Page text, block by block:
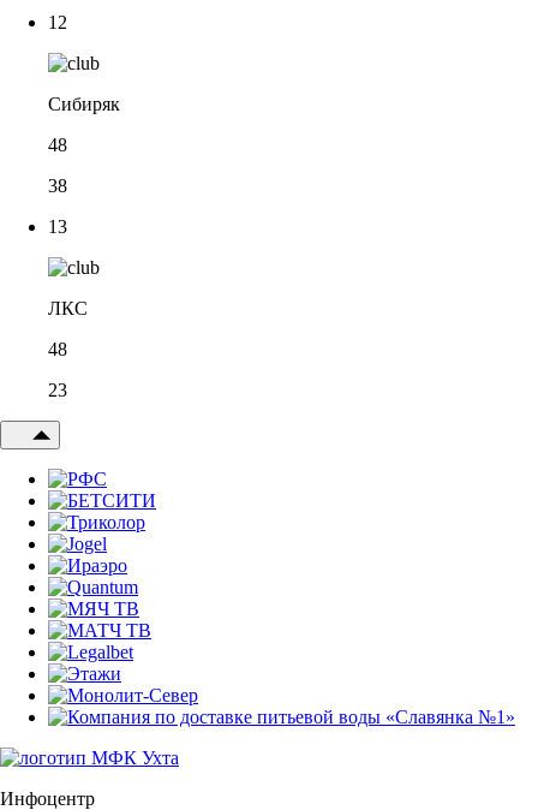
12
Сибиряк
48
38
13
ЛКС
48
23
Инфоцентр